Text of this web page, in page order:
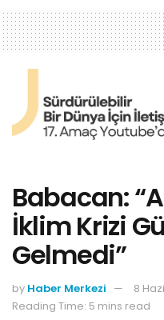
Babacan:
İklim Krizi
Gelmedi”
by Haber Merkezi
8
Reading Time: 5 mins read